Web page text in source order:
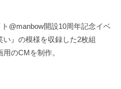
@manbow開設10周年記念イベ
』の模様を収録した2枚組
のCMを制作。